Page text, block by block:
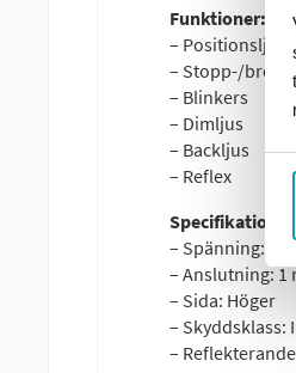
Funktioner:
– Positionsljus
– Stopp-/
– Blinkers
– Dimljus
– Backljus
– Reflex
Specifikationer:
– Spänning:
– Anslutning: 1
– Sida: Höger
– Skyddsklass:
–